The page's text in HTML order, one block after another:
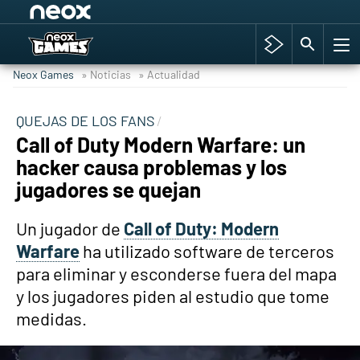
Hyrule Warriors: La Era del Cataclismo
Cyberpunk 2077
Hyrule Warriors
Asia peculiar tradición
Neox Games » Noticias » Actualidad
QUEJAS DE LOS FANS
Call of Duty Modern Warfare: un
hacker causa problemas y los
jugadores se quejan
Un jugador de Call of Duty: Modern
Warfareha utilizado software de terceros
para eliminar y esconderse fuera del mapa
y los jugadores piden al estudio que tome
medidas.